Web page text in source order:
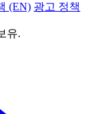
(EN) 광고 정책
유.